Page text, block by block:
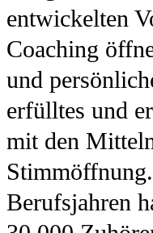
entwickelten
Coaching
und
erfülltes und
mit den
Berufsjahren